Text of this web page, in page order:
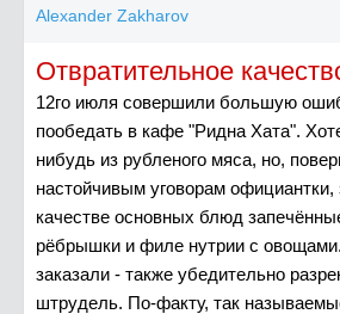
Alexander Zakharov
Отвратительное
12го июля совершили большую
пообедать в кафе "Ридна Хата".
нибудь из рубленого мяса, но,
настойчивым уговорам официантки,
качестве основных блюд
рёбрышки и филе нутрии с
заказали - также убедительно
штрудель. По-факту, так